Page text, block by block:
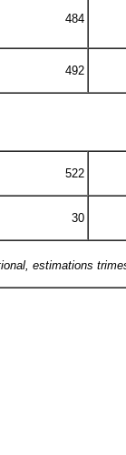
estimations
484
492
522
30